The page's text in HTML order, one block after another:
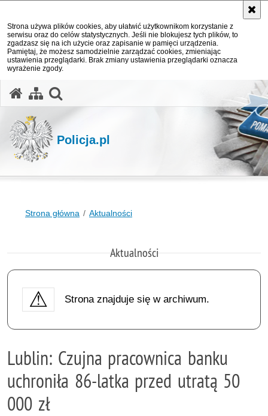
Strona używa plików cookies, aby ułatwić użytkownikom korzystanie z
serwisu oraz do celów statystycznych. Jeśli nie blokujesz tych plików, to
zgadzasz się na ich użycie oraz zapisanie w pamięci urządzenia.
Pamiętaj, że możesz samodzielnie zarządzać cookies, zmieniając
ustawienia przeglądarki. Brak zmiany ustawienia przeglądarki oznacza
wyrażenie zgody.
Policja.pl
Strona główna Aktualności
Aktualności
Strona znajduje się w archiwum.
Lublin: Czujna pracownica banku
uchroniła 86-latka przed utratą 50
000 zł